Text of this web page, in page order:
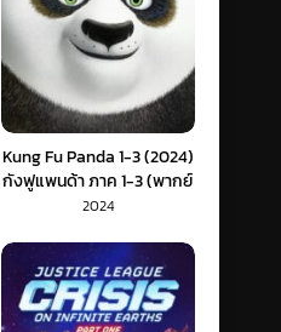
Kung Fu Panda 1-3 (2024)
กังฟูแพนด้า ภาค 1-3 (พากย์
ไทย)
2024